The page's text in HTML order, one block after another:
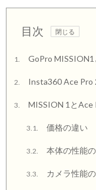
目次
1. GoPro MISSION1
2. Insta360 Ace Pro
3. MISSION 1とAce
3.1. 価格の違い
3.2. 本体の性能
3.3. カメラ性能